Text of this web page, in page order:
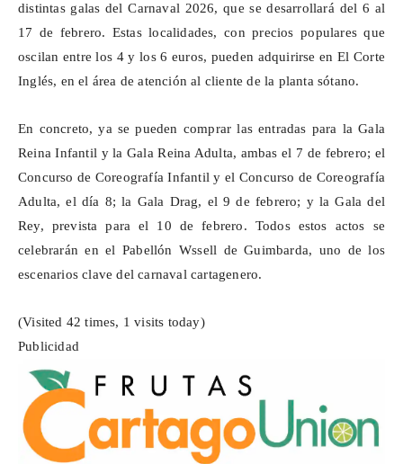
distintas galas del Carnaval 2026, que se desarrollará del 6 al
17 de febrero. Estas localidades, con precios populares que
oscilan entre los 4 y los 6 euros, pueden adquirirse en El Corte
Inglés, en el área de atención al cliente de la planta sótano.
En concreto, ya se pueden comprar las entradas para la Gala
Reina Infantil y la Gala Reina Adulta, ambas el 7 de febrero; el
Concurso de Coreografía Infantil y el Concurso de Coreografía
Adulta, el día 8; la Gala Drag, el 9 de febrero; y la Gala del
Rey, prevista para el 10 de febrero. Todos estos actos se
celebrarán en el Pabellón Wssell de Guimbarda, uno de los
escenarios clave del carnaval cartagenero.
(Visited 42 times, 1 visits today)
Publicidad